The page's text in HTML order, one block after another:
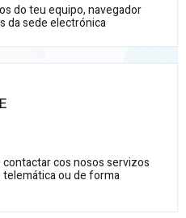
do teu equipo, navegador
da sede electrónica
cos nosos servizos
ou de forma